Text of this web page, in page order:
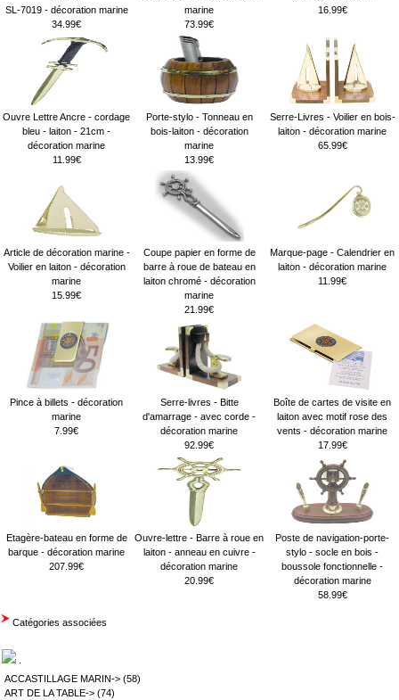
SL-7019 - décoration marine
34.99€
marine
73.99€
16.99€
Ouvre Lettre Ancre - cordage
bleu - laiton - 21cm -
décoration marine
11.99€
Porte-stylo - Tonneau en
bois-laiton - décoration
marine
13.99€
Serre-Livres - Voilier en bois-
laiton - décoration marine
65.99€
Article de décoration marine -
Voilier en laiton - décoration
marine
15.99€
Coupe papier en forme de
barre à roue de bateau en
laiton chromé - décoration
marine
21.99€
Marque-page - Calendrier en
laiton - décoration marine
11.99€
Pince à billets - décoration
marine
7.99€
Serre-livres - Bitte
d'amarrage - avec corde -
décoration marine
92.99€
Boîte de cartes de visite en
laiton avec motif rose des
vents - décoration marine
17.99€
Etagère-bateau en forme de
barque - décoration marine
207.99€
Ouvre-lettre - Barre à roue en
laiton - anneau en cuivre -
décoration marine
20.99€
Poste de navigation-porte-
stylo - socle en bois -
boussole fonctionnelle -
décoration marine
58.99€
Catégories associées
ACCASTILLAGE MARIN-> (58)
ART DE LA TABLE-> (74)